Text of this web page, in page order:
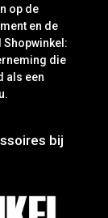
op de
en de
die
als een
bij